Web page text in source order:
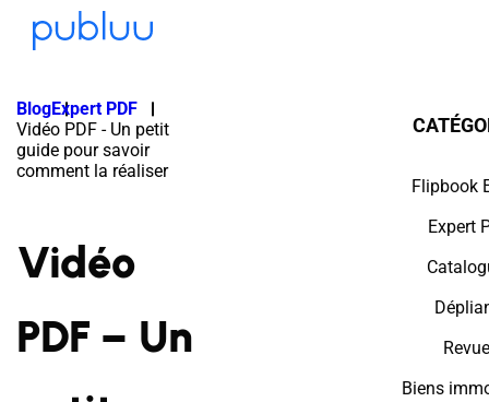
BlogExpert PDF
Vidéo PDF - Un petit
guide pour savoir
comment la réaliser
Vidéo
PDF – Un
Flipbook
Expert
Biens